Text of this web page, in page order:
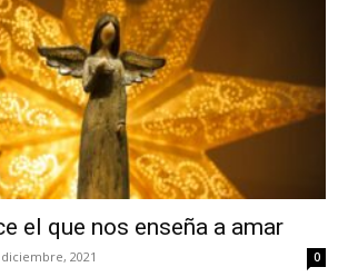
el que nos enseña a amar
2021 0